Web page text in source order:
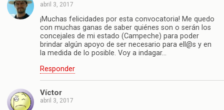
abril 3, 2017
¡Muchas felicidades por esta convocatoria! Me quedo
con muchas ganas de saber quiénes son o serán los
concejales de mi estado (Campeche) para poder
brindar algún apoyo de ser necesario para ell@s y en
la medida de lo posible. Voy a indagar…
Responder
Víctor
abril 3, 2017